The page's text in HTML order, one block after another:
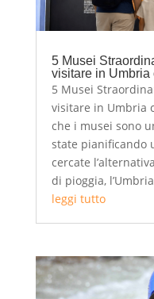
5 Musei
visitare in Umbria
5 Musei
visitare in Umbria
che i musei sono
state pianificando
cercate
di pioggia,
leggi tutto